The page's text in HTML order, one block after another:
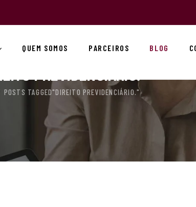
QUEM SOMOS PARCEIROS BLOG
POSTS TAGGED"DIREITO PREVIDENCIÁRIO."